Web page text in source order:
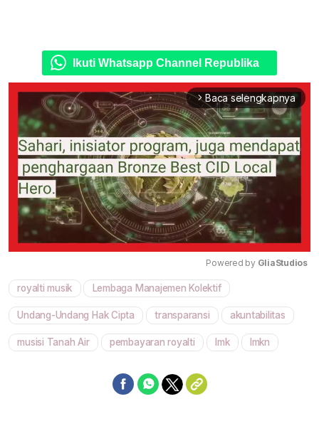
Ikuti Whatsapp Channel Republika
arrow_forward_ios Baca selengkapnya
Powered by GliaStudios
royalti musik Lembaga Manajemen Kolektif
Undang-Undang Hak Cipta transparansi akuntabilitas
musisi Tanah Air pembayaran royalti lmk lmkn